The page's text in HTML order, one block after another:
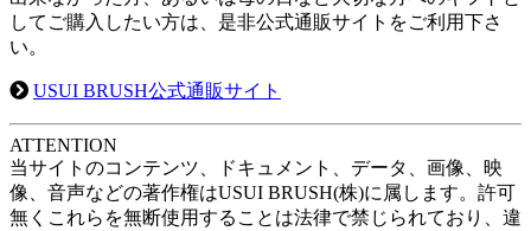
してご購入したい方は、是非公式通販サイトをご利用下さ
い。
USUI BRUSH公式通販サイト
ATTENTION
当サイトのコンテンツ、ドキュメント、データ、画像、映
像、音声などの著作権はUSUI BRUSH(株)に属します。許可
無くこれらを無断使用することは法律で禁じられており、違